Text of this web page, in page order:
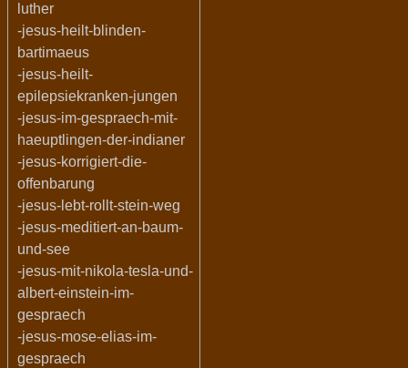
luther
-jesus-heilt-blinden-
bartimaeus
-jesus-heilt-
epilepsiekranken-jungen
-jesus-im-gespraech-mit-
haeuptlingen-der-indianer
-jesus-korrigiert-die-
offenbarung
-jesus-lebt-rollt-stein-weg
-jesus-meditiert-an-baum-
und-see
-jesus-mit-nikola-tesla-und-
albert-einstein-im-
gespraech
-jesus-mose-elias-im-
gespraech